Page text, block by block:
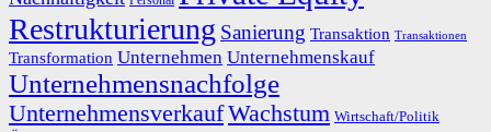
Restrukturierung Sanierung Transaktion Transaktionen
Transformation Unternehmen Unternehmenskauf
Unternehmensnachfolge
UnternehmensverkaufWachstum Wirtschaft/Politik